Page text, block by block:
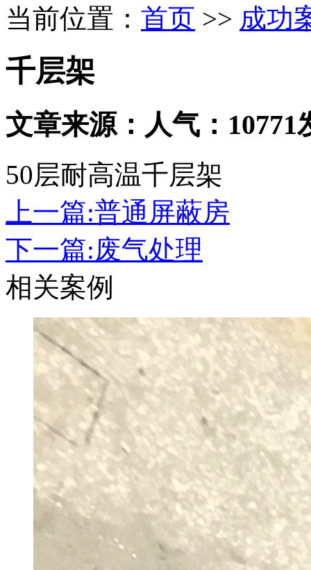
当前位置： 首页 >> 成功
千层架
文章来源： 人气：10771
50层耐高温千层架
上一篇:普通屏蔽房
下一篇:废气处理
相关案例